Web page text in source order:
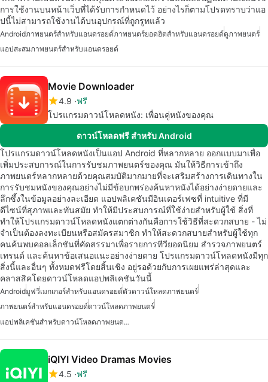
การใช้งานบนหน้าเว็บที่ได้รับการกำหนดไว้ อย่างไรก็ตามโปรดทราบว่าแอ
ปนี้ไม่สามารถใช้งานได้บนอุปกรณ์ที่ถูกรูทแล้ว
Androidภาพยนตร์สำหรับแอนดรอยด์ภาพยนตร์ยอดฮิตสำหรับแอนดรอยด์ดูภาพยนตร์
แอปสะสมภาพยนตร์สำหรับแอนดรอยด์
Movie Downloader
4.9 ฟรี
โปรแกรมดาวน์โหลดหนัง: เพื่อนคู่หนังของคุณ
ดาวน์โหลดฟรี สำหรับ Android
โปรแกรมดาวน์โหลดหนังเป็นแอป Android ที่หลากหลาย ออกแบบมาเพื่อ
เพิ่มประสบการณ์ในการรับชมภาพยนตร์ของคุณ มันให้วิธีการเข้าถึง
ภาพยนตร์หลากหลายด้วยคุณสมบัติมากมายที่จะเสริมสร้างการเดินทางใน
การรับชมหนังของคุณอย่างไม่มีข้อบกพร่องค้นหาหนังได้อย่างง่ายดายและ
ลึกซึ้งในข้อมูลอย่างละเอียด แอปพลิเคชันมีอินเตอร์เฟซที่ intuitive ที่มี
ดีไซน์ที่สุภาพและทันสมัย ทำให้มีประสบการณ์ที่ใช้ง่ายสำหรับผู้ใช้ สิ่งที่
ทำให้โปรแกรมดาวน์โหลดหนังแตกต่างกันคือการใช้วิธีที่สะดวกสบาย - ไม่
จำเป็นต้องลงทะเบียนหรือสมัครสมาชิก ทำให้สะดวกสบายสำหรับผู้ใช้ทุก
คนค้นพบคอลเล็กชันที่คัดสรรมาเพื่อรายการทีวียอดนิยม สำรวจภาพยนตร์
เทรนด์ และค้นหาข้อเสนอแนะอย่างง่ายดาย โปรแกรมดาวน์โหลดหนังมีทุก
สิ่งนี้และอื่นๆ ทั้งหมดฟรีโดยสิ้นเชิง อยู่รอด้วยกับการเผยแพร่ล่าสุดและ
คลาสสิคโดยดาวน์โหลดแอปพลิเคชันวันนี้
Androidมูฟวี่เมกเกอร์สำหรับแอนดรอยด์ตัวดาวน์โหลดภาพยนตร์
ภาพยนตร์สำหรับแอนดรอยด์ดาวน์โหลดภาพยนตร์
แอปพลิเคชันสำหรับดาวน์โหลดภาพยนตร์ฮอลลีวูดและบอลลีวูด
iQIYI Video Dramas Movies
4.5 ฟรี